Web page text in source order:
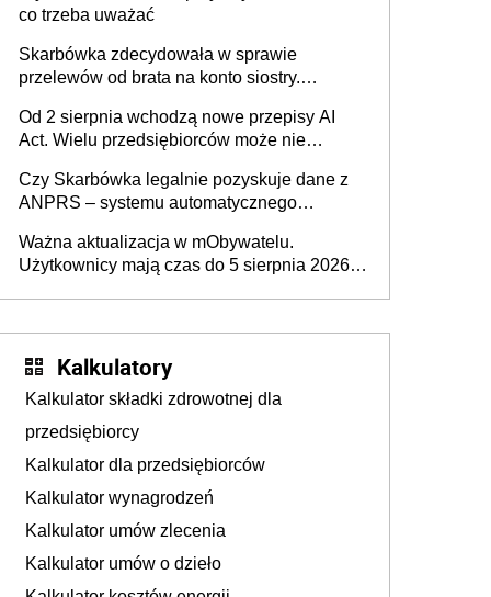
co trzeba uważać
Skarbówka zdecydowała w sprawie
przelewów od brata na konto siostry.
darowizna, ale podatku jednak nie będzie
Od 2 sierpnia wchodzą nowe przepisy AI
Act. Wielu przedsiębiorców może nie
Czy Skarbówka legalnie pozyskuje dane z
ANPRS – systemu automatycznego
pojazdów z kamer drogowych?
Ważna aktualizacja w mObywatelu.
Użytkownicy mają czas do 5 sierpnia 2026
Kalkulatory
Kalkulator składki zdrowotnej dla
przedsiębiorcy
Kalkulator dla przedsiębiorców
Kalkulator wynagrodzeń
Kalkulator umów zlecenia
Kalkulator umów o dzieło